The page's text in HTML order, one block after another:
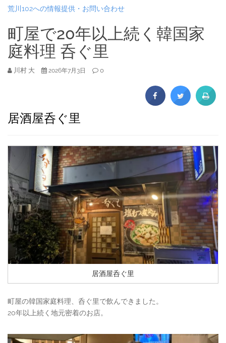
荒川102への情報提供・お問い合わせ
町屋で20年以上続く韓国家
庭料理 呑ぐ里
川村 大 2026年7月3日 0
居酒屋呑ぐ里
居酒屋呑ぐ里
町屋の韓国家庭料理、呑ぐ里で飲んできました。
20年以上続く地元密着のお店。